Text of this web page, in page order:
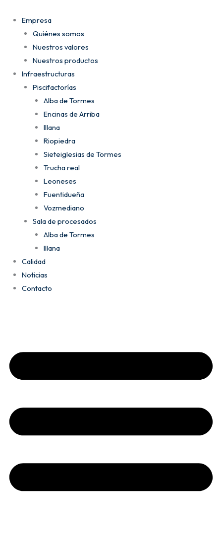
contenido
Empresa
Quiénes somos
Nuestros valores
Nuestros productos
Infraestructuras
Piscifactorías
Alba de Tormes
Encinas de Arriba
Illana
Riopiedra
Sieteiglesias de Tormes
Trucha real
Leoneses
Fuentidueña
Vozmediano
Sala de procesados
Alba de Tormes
Illana
Calidad
Noticias
Contacto